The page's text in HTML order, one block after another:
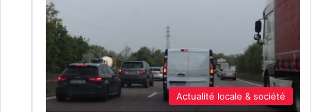
Actualité locale & société